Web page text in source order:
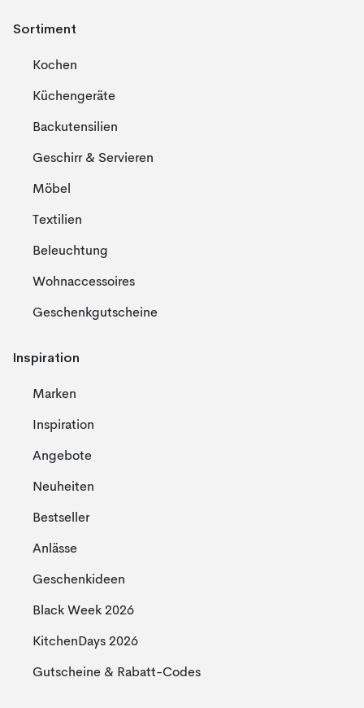
Sortiment
Kochen
Küchengeräte
Backutensilien
Geschirr & Servieren
Möbel
Textilien
Beleuchtung
Wohnaccessoires
Geschenkgutscheine
Inspiration
Marken
Inspiration
Angebote
Neuheiten
Bestseller
Anlässe
Geschenkideen
Black Week 2026
KitchenDays 2026
Gutscheine & Rabatt-Codes